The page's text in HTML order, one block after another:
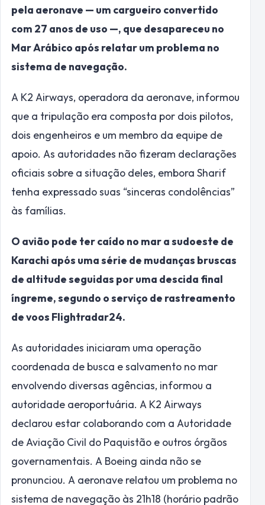
pela aeronave — um cargueiro convertido
com 27 anos de uso —, que desapareceu no
Mar Arábico após relatar um problema no
sistema de navegação.
A K2 Airways, operadora da aeronave, informou
que a tripulação era composta por dois pilotos,
dois engenheiros e um membro da equipe de
apoio. As autoridades não fizeram declarações
oficiais sobre a situação deles, embora Sharif
tenha expressado suas “sinceras condolências”
às famílias.
O avião pode ter caído no mar a sudoeste de
Karachi após uma série de mudanças bruscas
de altitude seguidas por uma descida final
íngreme, segundo o serviço de rastreamento
de voos Flightradar24.
As autoridades iniciaram uma operação
coordenada de busca e salvamento no mar
envolvendo diversas agências, informou a
autoridade aeroportuária. A K2 Airways
declarou estar colaborando com a Autoridade
de Aviação Civil do Paquistão e outros órgãos
governamentais. A Boeing ainda não se
pronunciou. A aeronave relatou um problema no
sistema de navegação às 21h18 (horário padrão